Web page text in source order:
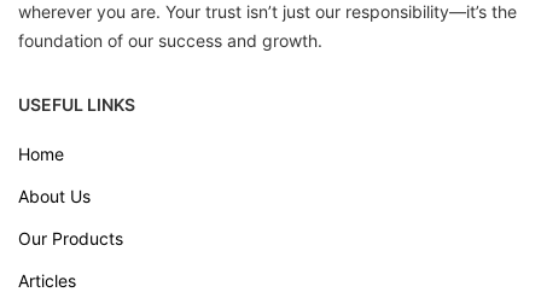
wherever you are. Your trust isn’t just our responsibility—it’s the
foundation of our success and growth.
USEFUL LINKS
Home
About Us
Our Products
Articles